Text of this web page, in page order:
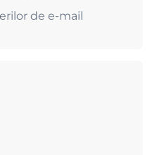
de e-mail